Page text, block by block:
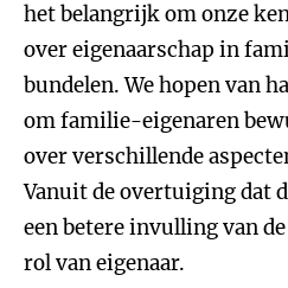
het belangrijk om onze
over eigenaarschap in
bundelen. We hopen van
om familie-eigenaren
over verschillende
Vanuit de overtuiging dat
een betere invulling van
rol van eigenaar.